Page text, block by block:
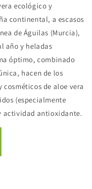
ecológico y
continental, a escasos
de Águilas (Murcia),
año y heladas
óptimo, combinado
hacen de los
cosméticos de aloe vera
(especialmente
actividad antioxidante.